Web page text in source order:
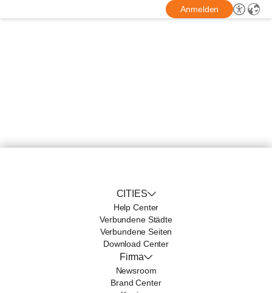
Anmelden
CITIES
Help Center
Verbundene Städte
Verbundene Seiten
Download Center
Firma
Newsroom
Brand Center